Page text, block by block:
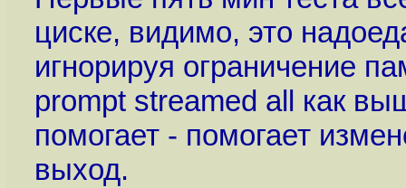
циске, видимо, это
игнорируя ограничение
prompt streamed all как
помогает - помогает
выход.